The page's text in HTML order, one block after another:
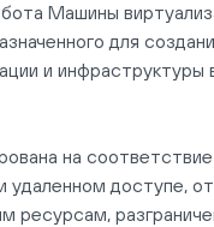
Машины
для
и инфраструктуры
на
удаленном доступе,
ресурсам,